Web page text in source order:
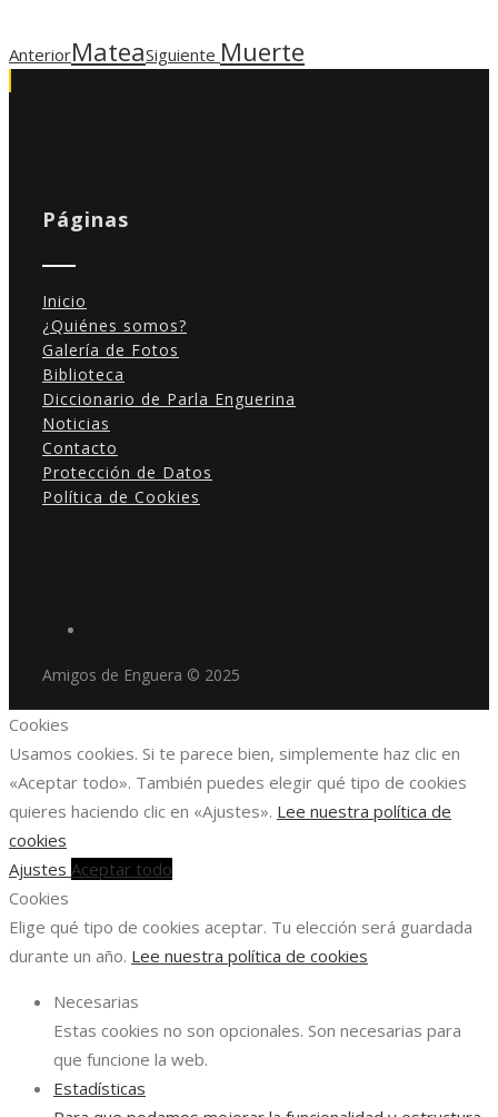
AnteriorMateaSiguiente Muerte
Páginas
Inicio
¿Quiénes somos?
Galería de Fotos
Biblioteca
Diccionario de Parla Enguerina
Noticias
Contacto
Protección de Datos
Política de Cookies
Amigos de Enguera © 2025
Cookies
Usamos cookies. Si te parece bien, simplemente haz clic en
«Aceptar todo». También puedes elegir qué tipo de cookies
quieres haciendo clic en «Ajustes». Lee nuestra política de
cookies
Ajustes Aceptar todo
Cookies
Elige qué tipo de cookies aceptar. Tu elección será guardada
durante un año. Lee nuestra política de cookies
Necesarias
Estas cookies no son opcionales. Son necesarias para
que funcione la web.
Estadísticas